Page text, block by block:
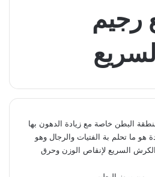
رجيم
البطن خاصة مع زيادة الدهون بها
ما تحلم بة الفتيات والرجال وهو
السريع لإنقاص الوزن وحرق